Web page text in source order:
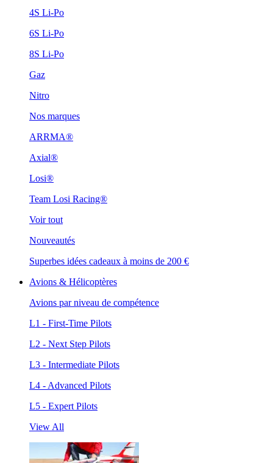
4S Li-Po
6S Li-Po
8S Li-Po
Gaz
Nitro
Nos marques
ARRMA®
Axial®
Losi®
Team Losi Racing®
Voir tout
Nouveautés
Superbes idées cadeaux à moins de 200 €
Avions & Hélicoptères
Avions par niveau de compétence
L1 - First-Time Pilots
L2 - Next Step Pilots
L3 - Intermediate Pilots
L4 - Advanced Pilots
L5 - Expert Pilots
View All